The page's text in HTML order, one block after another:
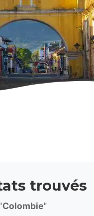
trouvés
Colombie"